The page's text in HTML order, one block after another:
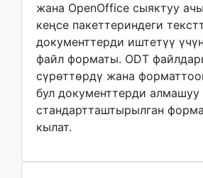
жана OpenOffice сыяктуу
кеңсе пакеттериндеги
документтерди иштетүү
файл форматы. ODT
сүрөттөрдү жана
бул документтерди алмашуу
стандартташтырылган
кылат.